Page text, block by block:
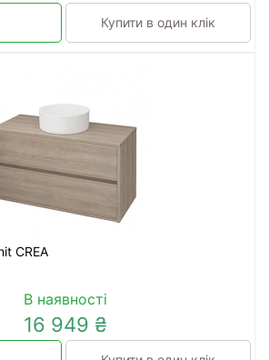
Купити в один клік
CREA
В наявності
16 949 ₴